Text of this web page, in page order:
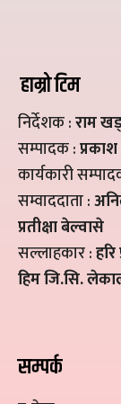
हाम्रो टिम
निर्देशक :राम
सम्पादक :
कार्यकारी
सम्वाददाता :
प्रतीक्षा बेल्वासे
सल्लाहकार :
हिम जि.सि.
सम्पर्क